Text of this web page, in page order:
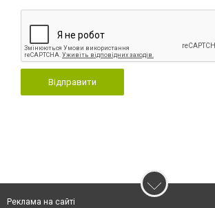
Відправити
Реклама на сайті